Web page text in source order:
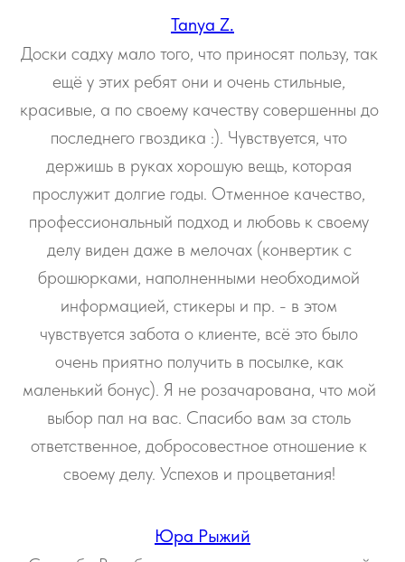
Tanya Z.
Доски садху мало того, что приносят пользу, так
ещё у этих ребят они и очень стильные,
красивые, а по своему качеству совершенны до
последнего гвоздика :). Чувствуется, что
держишь в руках хорошую вещь, которая
прослужит долгие годы. Отменное качество,
профессиональный подход и любовь к своему
делу виден даже в мелочах (конвертик с
брошюрками, наполненными необходимой
информацией, стикеры и пр. - в этом
чувствуется забота о клиенте, всё это было
очень приятно получить в посылке, как
маленький бонус). Я не розачарована, что мой
выбор пал на вас. Спасибо вам за столь
ответственное, добросовестное отношение к
своему делу. Успехов и процветания!
Юра Рыжий